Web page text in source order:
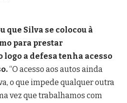
que Silva se colocou à
para prestar
a defesa tenha acesso
“O acesso aos autos ainda
o que impede qualquer outra
vez que trabalhamos com